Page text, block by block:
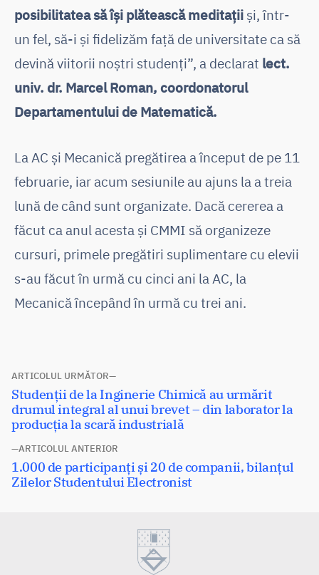
posibilitatea să își plătească meditații și, într-
un fel, să-i și fidelizăm față de universitate ca să
devină viitorii noștri studenți”, a declarat lect.
univ. dr. Marcel Roman, coordonatorul
Departamentului de Matematică.
La AC și Mecanică pregătirea a început de pe 11
februarie, iar acum sesiunile au ajuns la a treia
lună de când sunt organizate. Dacă cererea a
făcut ca anul acesta și CMMI să organizeze
cursuri, primele pregătiri suplimentare cu elevii
s-au făcut în urmă cu cinci ani la AC, la
Mecanică începând în urmă cu trei ani.
Navigare
în
articole
ARTICOLUL ANTERIOR
Articolul
anterior:
1.000 de participanți și 20 de companii, bilanțul
Zilelor Studentului Electronist
ARTICOLUL URMĂTOR
Articolul
următor:
Studenții de la Inginerie Chimică au urmărit
drumul integral al unui brevet – din laborator la
producția la scară industrială